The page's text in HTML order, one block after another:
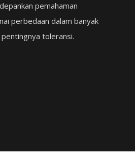
pemahaman
perbedaan dalam banyak
pentingnya toleransi.